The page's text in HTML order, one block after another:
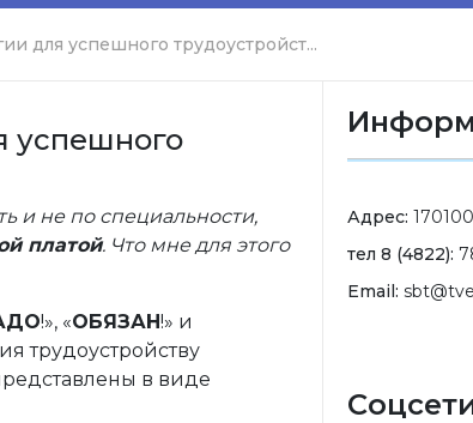
для успешного трудоустройст...
успешного
и не по специальности,
платой. Что мне для этого
!», «ОБЯЗАН!» и
трудоустройству
в виде
Адрес:
тел 8 (4822):
Email: